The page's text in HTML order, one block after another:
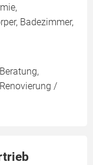
Badezimmer,
/